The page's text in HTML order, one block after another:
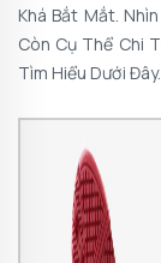
Khá Bắt Mắt.
Còn Cụ Thể Chi
Tìm Hiểu Dưới Đây.